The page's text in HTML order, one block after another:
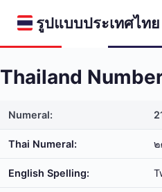
รูปแบบประเทศไทย
Thailand
Numeral:
Thai Numeral: ๒
English Spelling: